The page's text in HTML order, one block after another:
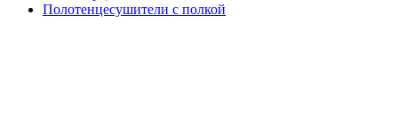
Полотенцесушители с полкой